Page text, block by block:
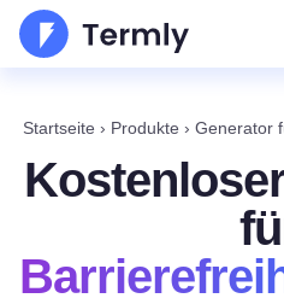
Startseite › Produkte › Generator